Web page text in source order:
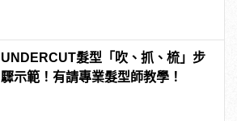
UNDERCUT髮型「吹、抓、梳」步
驟示範！有請專業髮型師教學！